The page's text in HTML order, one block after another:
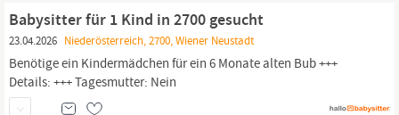
in neun Ländern (AT, DE, CZ, SK, HU, SI, HR, RO, BG). Die
Unternehmenszentrale befindet sich in der steirischen
Landeshauptstadt Graz. Wir legen...
Babysitter für 1 Kind in 2700 gesucht
23.04.2026 Niederösterreich, 2700, Wiener Neustadt
Benötige ein Kindermädchen für ein 6 Monate alten Bub +++
Details: +++ Tagesmutter: Nein